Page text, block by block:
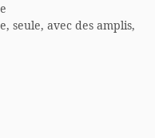
seule, avec des amplis,